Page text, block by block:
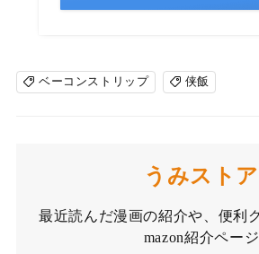
ベーコンストリップ 侠飯
うみストア
最近読んだ漫画の紹介や、便利
mazon紹介ページ